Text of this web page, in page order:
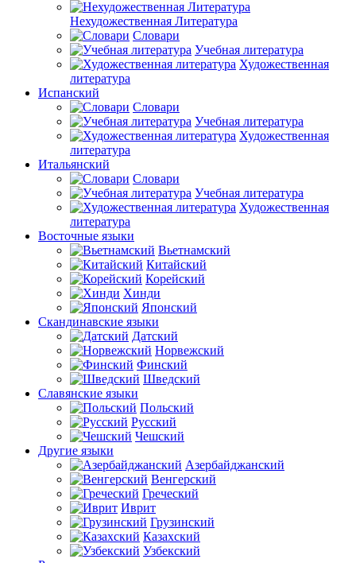
Нехудожественная Литература
Словари
Учебная литература
Художественная
литература
Испанский
Словари
Учебная литература
Художественная
литература
Итальянский
Словари
Учебная литература
Художественная
литература
Восточные языки
Вьетнамский
Китайский
Корейский
Хинди
Японский
Скандинавские языки
Датский
Норвежский
Финский
Шведский
Славянские языки
Польский
Русский
Чешский
Другие языки
Азербайджанский
Венгерский
Греческий
Иврит
Грузинский
Казахский
Узбекский